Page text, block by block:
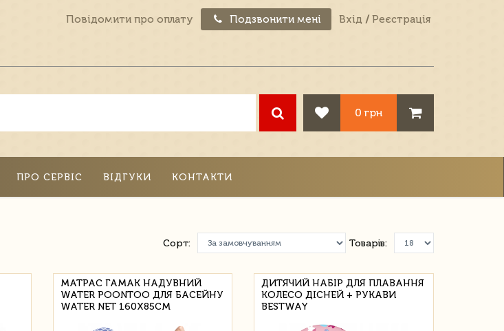
Повідомити про оплату Подзвонити мені Вхід / Реєстрація
0 грн
ПРО СЕРВІС ВІДГУКИ КОНТАКТИ
Товарів:
Сорт:
МАТРАС ГАМАК НАДУВНИЙ
WATER POONTOO ДЛЯ БАСЕЙНУ
WATER NET 160X85СМ
ДИТЯЧИЙ НАБІР ДЛЯ ПЛАВАННЯ
КОЛЕСО ДІСНЕЙ + РУКАВИ
BESTWAY